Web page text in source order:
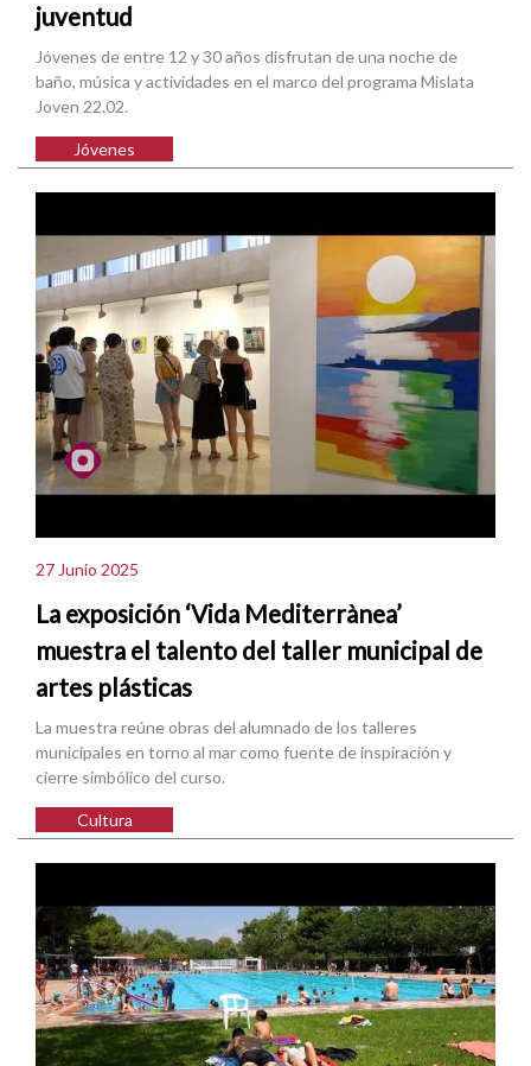
juventud
Jóvenes de entre 12 y 30 años disfrutan de una noche de
baño, música y actividades en el marco del programa Mislata
Joven 22.02.
Jóvenes
27 Junio 2025
La exposición ‘Vida Mediterrànea’
muestra el talento del taller municipal de
artes plásticas
La muestra reúne obras del alumnado de los talleres
municipales en torno al mar como fuente de inspiración y
cierre simbólico del curso.
Cultura